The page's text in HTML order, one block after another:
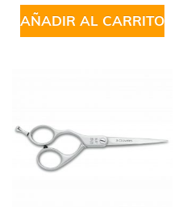
AÑADIR AL CARRITO